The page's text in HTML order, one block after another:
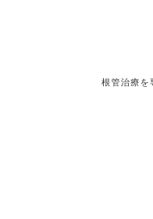
根管治療を